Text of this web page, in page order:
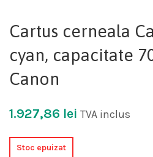
Cartus cerneala
cyan, capacitate
Canon
1.927,86 lei TVA inclus
Stoc epuizat